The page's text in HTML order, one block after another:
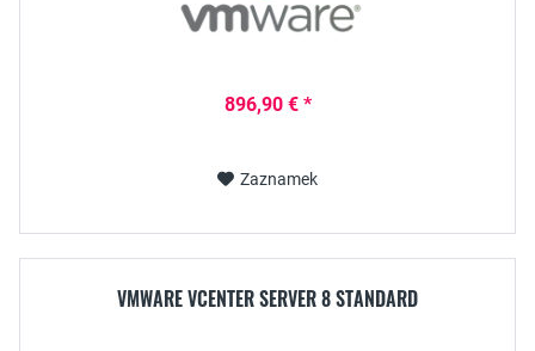
896,90 € *
Zaznamek
VMWARE VCENTER SERVER 8 STANDARD